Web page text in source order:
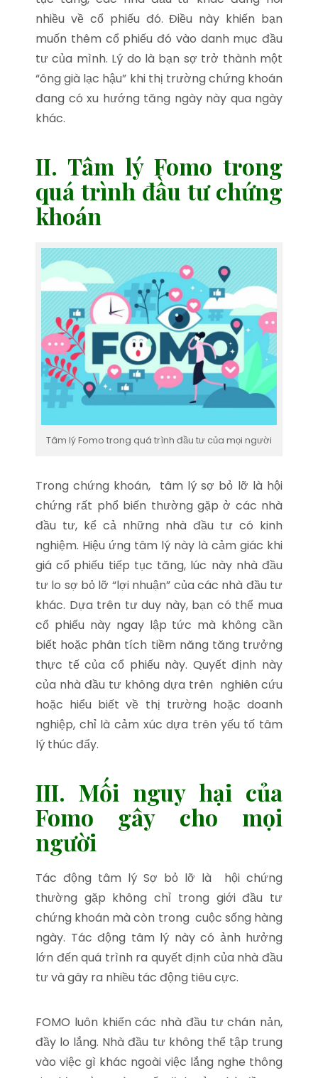
nhiều về cổ phiếu đó. Điều này khiến bạn
muốn thêm cổ phiếu đó vào danh mục đầu
tư của mình. Lý do là bạn sợ trở thành một
“ông già lạc hậu” khi thị trường chứng khoán
đang có xu hướng tăng ngày này qua ngày
khác.
II. Tâm lý Fomo trong
quá trình đầu tư chứng
khoán
Tâm lý Fomo trong quá trình đầu tư của mọi người
Trong chứng khoán, tâm lý sợ bỏ lỡ là hội
chứng rất phổ biến thường gặp ở các nhà
đầu tư, kể cả những nhà đầu tư có kinh
nghiệm. Hiệu ứng tâm lý này là cảm giác khi
giá cổ phiếu tiếp tục tăng, lúc này nhà đầu
tư lo sợ bỏ lỡ “lợi nhuận” của các nhà đầu tư
khác. Dựa trên tư duy này, bạn có thể mua
cổ phiếu này ngay lập tức mà không cần
biết hoặc phân tích tiềm năng tăng trưởng
thực tế của cổ phiếu này. Quyết định này
của nhà đầu tư không dựa trên nghiên cứu
hoặc hiểu biết về thị trường hoặc doanh
nghiệp, chỉ là cảm xúc dựa trên yếu tố tâm
lý thúc đẩy.
III. Mối nguy hại của
Fomo gây cho mọi
người
Tác động tâm lý Sợ bỏ lỡ là hội chứng
thường gặp không chỉ trong giới đầu tư
chứng khoán mà còn trong cuộc sống hàng
ngày. Tác động tâm lý này có ảnh hưởng
lớn đến quá trình ra quyết định của nhà đầu
tư và gây ra nhiều tác động tiêu cực.
FOMO luôn khiến các nhà đầu tư chán nản,
đầy lo lắng. Nhà đầu tư không thể tập trung
vào việc gì khác ngoài việc lắng nghe thông